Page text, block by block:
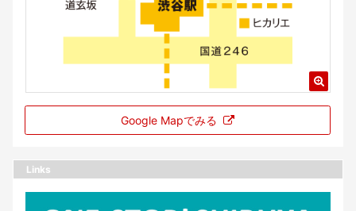
Google Mapでみる
Links